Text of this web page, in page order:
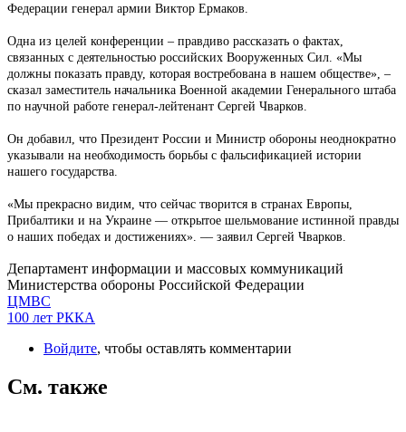
Федерации генерал армии Виктор Ермаков.
Одна из целей конференции – правдиво рассказать о фактах,
связанных с деятельностью российских Вооруженных Сил. «Мы
должны показать правду, которая востребована в нашем обществе», –
сказал заместитель начальника Военной академии Генерального штаба
по научной работе генерал-лейтенант Сергей Чварков.
Он добавил, что Президент России и Министр обороны неоднократно
указывали на необходимость борьбы с фальсификацией истории
нашего государства.
«Мы прекрасно видим, что сейчас творится в странах Европы,
Прибалтики и на Украине –– открытое шельмование истинной правды
о наших победах и достижениях». –– заявил Сергей Чварков.
Департамент информации и массовых коммуникаций
Министерства обороны Российской Федерации
ЦМВС
100 лет РККА
Войдите, чтобы оставлять комментарии
См. также